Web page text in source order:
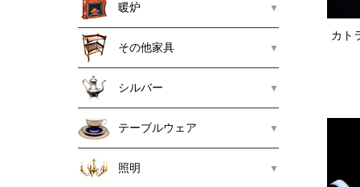
暖炉
その他家具
シルバー
テーブルウェア
照明
カト